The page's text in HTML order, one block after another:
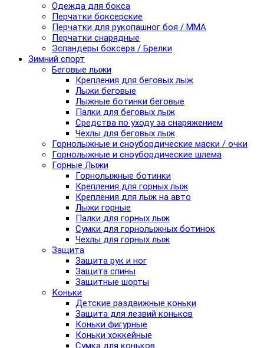
Одежда для бокса
Перчатки боксерские
Перчатки для рукопашног боя / ММА
Перчатки снарядные
Эспандеры боксера / Брелки
Зимний спорт
Беговые лыжи
Крепления для беговых лыж
Лыжи беговые
Лыжные ботинки беговые
Палки для беговых лыж
Средства по уходу за снаряжением
Чехлы для беговых лыж
Горнолыжные и сноубордические маски / очки
Горнолыжные и сноубордические шлема
Горные Лыжи
Горнолыжные ботинки
Крепления для горных лыж
Крепления для лыж на авто
Лыжи горные
Палки для горных лыж
Сумки для горнолыжных ботинок
Чехлы для горных лыж
Защита
Защита рук и ног
Защита спины
Защитные шорты
Коньки
Детские раздвижные коньки
Защита для лезвий коньков
Коньки фигурные
Коньки хоккейные
Сумка для коньков